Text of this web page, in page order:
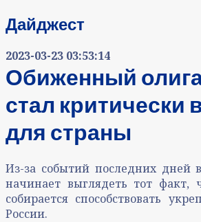
Дайджест
2023-03-23 03:53:14
Обиженный
стал критически
для страны
Из-за событий последних дней
начинает выглядеть тот факт,
собирается способствовать
России.